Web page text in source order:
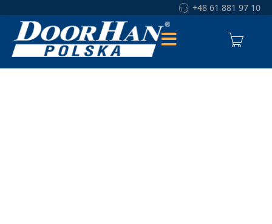
+48 61 881 97 10